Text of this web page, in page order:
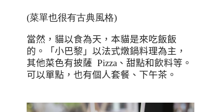
(菜單也很有古典風格)
當然，貓以食為天，本貓是來吃飯飯
的。「小巴黎」以法式燉鍋料理為主，
其他菜色有披薩 Pizza 、甜點和飲料等。
可以單點，也有個人套餐、下午茶。